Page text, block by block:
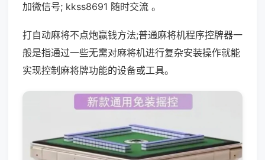
加微信号; kkss8691 随时交流 。
打自动麻将不点炮赢钱方法;普通麻将机程序控牌器一
般是指通过一些无需对麻将机进行复杂安装操作就能
实现控制麻将牌功能的设备或工具。